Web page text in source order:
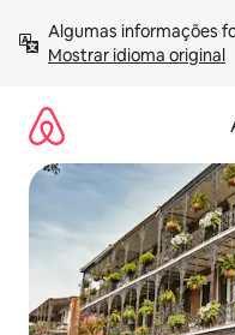
para
Mostrar idioma original